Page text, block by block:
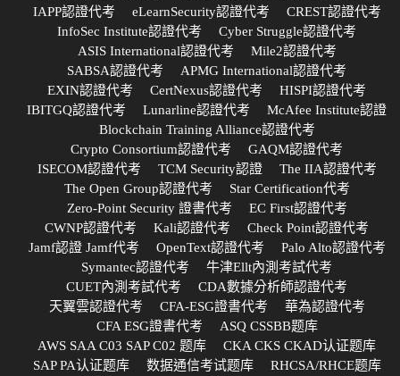
IAPP認證代考
eLearnSecurity認證代考
CREST認證代考
InfoSec Institute認證代考
Cyber Struggle認證代考
ASIS International認證代考
Mile2認證代考
SABSA認證代考
APMG International認證代考
EXIN認證代考
CertNexus認證代考
HISPI認證代考
IBITGQ認證代考
Lunarline認證代考
McAfee Institute認證
Blockchain Training Alliance認證代考
Crypto Consortium認證代考
GAQM認證代考
ISECOM認證代考
TCM Security認證
The IIA認證代考
The Open Group認證代考
Star Certification代考
Zero-Point Security 證書代考
EC First認證代考
CWNP認證代考
Kali認證代考
Check Point認證代考
Jamf認證 Jamf代考
OpenText認證代考
Palo Alto認證代考
Symantec認證代考
牛津Ellt內測考試代考
CUET內測考試代考
CDA數據分析師認證代考
天翼雲認證代考
CFA-ESG證書代考
華為認證代考
CFA ESG證書代考
ASQ CSSBB题库
AWS SAA C03 SAP C02 题库
CKA CKS CKAD认证题库
SAP PA认证题库
数据通信考试题库
RHCSA/RHCE题库